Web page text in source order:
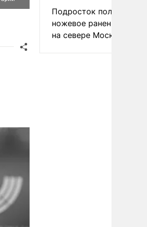
Подросток получил
ножевое ранение в
на севере Москвы